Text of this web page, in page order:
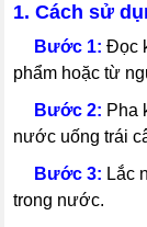
1. Cách sử
Bước 1:Đọc
phẩm hoặc từ
Bước 2: Pha
nước uống trái
Bước 3: Lắc
trong nước.